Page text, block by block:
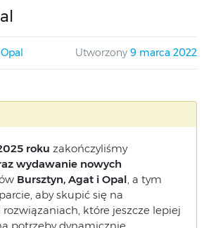
Utworzony 9 marca 2022
roku zakończyliśmy
wydawanie nowych
Bursztyn, Agat i Opal, a tym
aby skupić się na
rozwiązaniach, które jeszcze lepiej